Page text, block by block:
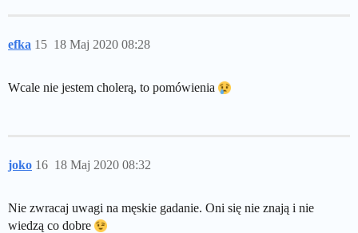
efka 18 Maj 2020 08:28
15
Wcale nie jestem cholerą, to pomówienia
joko 18 Maj 2020 08:32
16
Nie zwracaj uwagi na męskie gadanie. Oni się nie znają i nie
wiedzą co dobre